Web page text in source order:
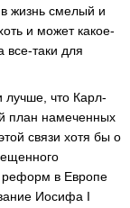
жизнь смелый и
и может какое-
все-таки для
что Карл-
план намеченных
связи хотя бы о
реформ в Европе
Иосифа I